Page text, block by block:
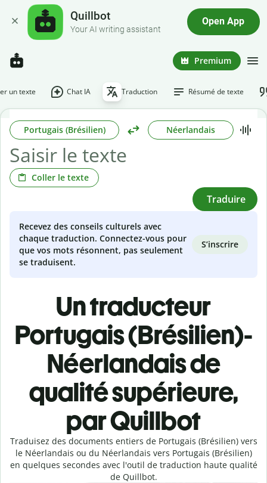
Quillbot
Your AI writing assistant
Open App
Premium
un texte Chat IA Traduction Résumé de texte
Portugais (Brésilien) Néerlandais
Coller le texte
Traduire
Recevez des conseils culturels avec
chaque traduction. Connectez-vous pour
que vos mots résonnent, pas seulement
se traduisent.
S’inscrire
Un traducteur
Portugais (Brésilien)-
Néerlandais de
qualité supérieure,
par Quillbot
Traduisez des documents entiers de Portugais (Brésilien) vers
le Néerlandais ou du Néerlandais vers Portugais (Brésilien)
en quelques secondes avec l'outil de traduction haute qualité
de Quillbot.